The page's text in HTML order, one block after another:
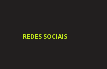
REDES SOCIAIS